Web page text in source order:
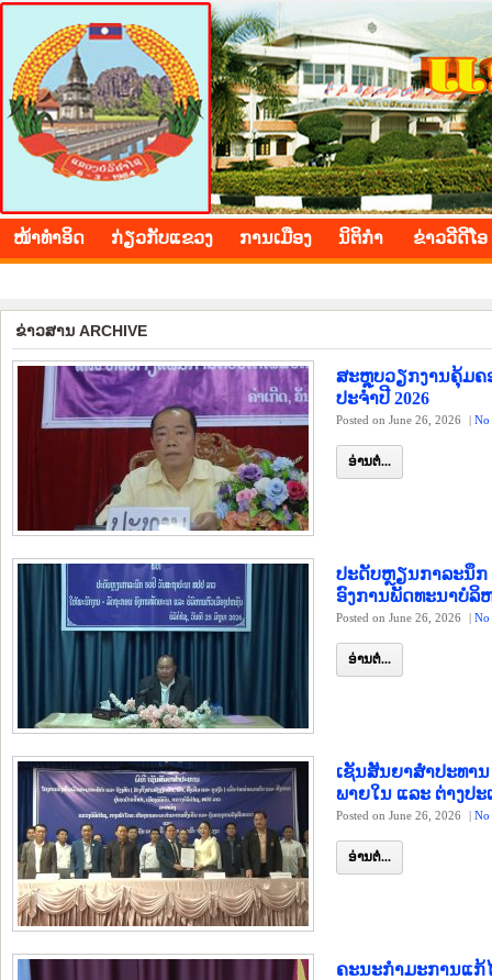
BOLIKHAMXAY PROVINCE
ໜ້າ​ທຳ​ອິດ ​ກ່ຽວ​ກັບ​ແຂວງ ​ການ​ເມືອງ ນິ​ຕິ​ກຳ ຂ່າວ​ວີ​ດີ​ໂອ
​ຂ່າວ​ສານ ARCHIVE
ສະຫຼຸບວຽກງານຄຸ້ມຄ
ປະຈຳປີ 2026
Posted on June 26, 2026 | No
ອ່ານຕໍ່...
ປະດັບຫຼຽນກາລະນຶກ
ອົງການພັດທະນາບໍລິ
Posted on June 26, 2026 | No
ອ່ານຕໍ່...
ເຊັນສັນຍາສຳປະທາ
ພາຍໃນ ແລະ ຕ່າງປະ
Posted on June 26, 2026 | No
ອ່ານຕໍ່...
ຄະນະກຳມະການແ